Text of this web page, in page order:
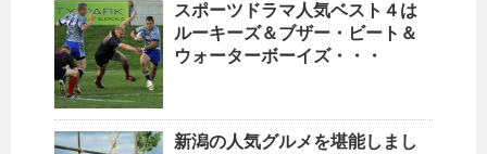
スポーツドラマ人気ベスト４は
ルーキーズ＆ブザー・ビート＆
ウォーターボーイズ・・・
新潟の人気グルメを堪能しまし